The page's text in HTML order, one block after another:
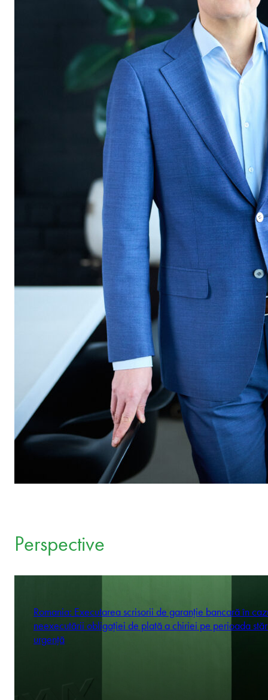
Perspective
Romania: Executarea scrisorii de garanție bancară în
neexecutării obligației de plată a chiriei pe perioada
urgență